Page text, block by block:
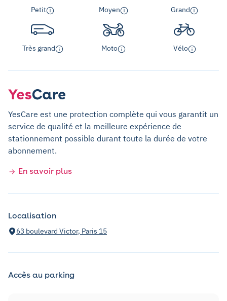
Petit Moyen Grand
Très grand Moto Vélo
YesCare est une protection complète qui vous garantit un
service de qualité et la meilleure expérience de
stationnement possible durant toute la durée de votre
abonnement.
En savoir plus
Localisation
63 boulevard Victor, Paris 15
Accès au parking